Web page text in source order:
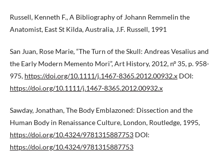
Russell, Kenneth F., A Bibliography of Johann Remmelin the
Anatomist, East St Kilda, Australia, J.F. Russell, 1991
San Juan, Rose Marie, “The Turn of the Skull: Andreas Vesalius and
the Early Modern Memento Mori”, Art History, 2012, nº 35, p. 958-
975, https://doi.org/10.1111/j.1467-8365.2012.00932.x DOI:
https://doi.org/10.1111/j.1467-8365.2012.00932.x
Sawday, Jonathan, The Body Emblazoned: Dissection and the
Human Body in Renaissance Culture, London, Routledge, 1995,
https://doi.org/10.4324/9781315887753 DOI:
https://doi.org/10.4324/9781315887753